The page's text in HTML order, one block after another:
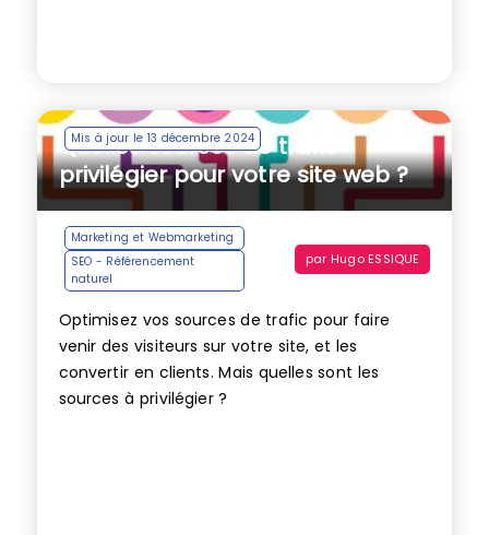
Mis à jour le 13 décembre 2024
Quelles sources de trafic
privilégier pour votre site web ?
Marketing et Webmarketing
SEO - Référencement
naturel
par Hugo ESSIQUE
Optimisez vos sources de trafic pour faire
venir des visiteurs sur votre site, et les
convertir en clients. Mais quelles sont les
sources à privilégier ?